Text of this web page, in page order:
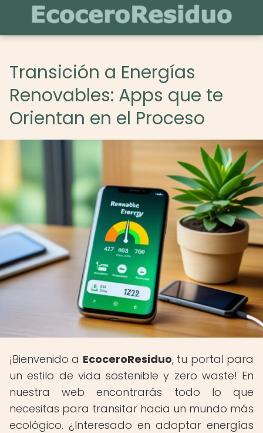
Transición a Energías
Renovables: Apps que te
Orientan en el Proceso
¡Bienvenido a EcoceroResiduo, tu portal para
un estilo de vida sostenible y zero waste! En
nuestra web encontrarás todo lo que
necesitas para transitar hacia un mundo más
ecológico. ¿Interesado en adoptar energías